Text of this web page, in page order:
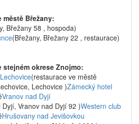
městě Břežany:
Břežany 58 , hospoda)
(Břežany, Břežany 22 , restaurace)
stejném okrese Znojmo:
(restaurace ve městě
Lechovice )Zámecký hotel
Vranov nad Dyjí
Vranov nad Dyjí 92 )Western club
Hrušovany nad Jevišovkou